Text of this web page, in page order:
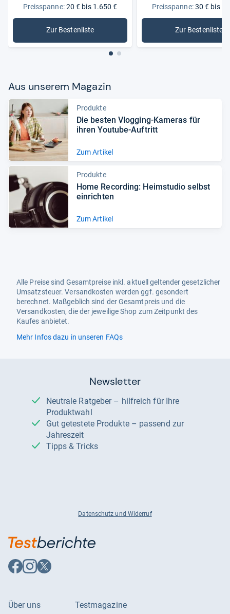
Preisspanne:20 € bis 1.650 €
Zur Bestenliste
: Mikrofone
Preisspanne:30 € bis
Zur Bestenliste
:
Aus unse­rem Maga­zin
Produkte
Die bes­ten Vlog­ging-​Kame­ras für
ihren You­tube-​Auf­tritt
Zum Artikel
Produkte
Home Recor­ding: Heim­stu­dio selbst
ein­rich­ten
Zum Artikel
Alle Preise sind Gesamtpreise inkl. aktuell geltender gesetzlicher
Umsatzsteuer. Versandkosten werden ggf. gesondert
berechnet. Maßgeblich sind der Gesamtpreis und die
Versandkosten, die der jeweilige Shop zum Zeitpunkt des
Kaufes anbietet.
Mehr Infos dazu in unseren FAQs
Newsletter
Neutrale Ratgeber – hilfreich für Ihre
Produktwahl
Gut getestete Produkte – passend zur
Jahreszeit
Tipps & Tricks
Datenschutz und Widerruf
Auf
Facebook
Auf
Instagram
Auf
X
Über uns Testmagazine